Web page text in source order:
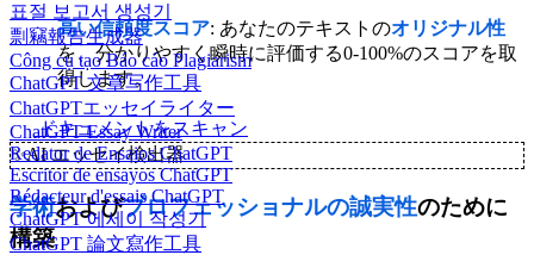
표절 보고서 생성기
剽竊報告生成器
Công cụ tạo Báo cáo Plagiarism
ChatGPT 文章写作工具
ChatGPTエッセイライター
ChatGPT Essay Writer
Redator de Ensaios ChatGPT
Escritor de ensayos ChatGPT
Rédacteur d'essais ChatGPT
ChatGPT 에세이 작성기
ChatGPT 論文寫作工具
高い信頼度スコア: あなたのテキストのオリジナル性
を、分かりやすく瞬時に評価する0-100%のスコアを取
得します。
ドキュメントをスキャン
✨AI エッセイ検出器
学術およびプロフェッショナルの誠実性のために
構築